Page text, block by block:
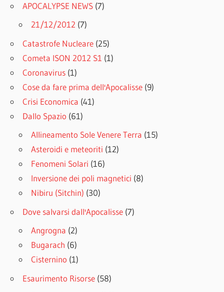
APOCALYPSE NEWS (7)
21/12/2012 (7)
Catastrofe Nucleare (25)
Cometa ISON 2012 S1 (1)
Coronavirus (1)
Cose da fare prima dell'Apocalisse (9)
Crisi Economica (41)
Dallo Spazio (61)
Allineamento Sole Venere Terra (15)
Asteroidi e meteoriti (12)
Fenomeni Solari (16)
Inversione dei poli magnetici (8)
Nibiru (Sitchin) (30)
Dove salvarsi dall'Apocalisse (7)
Angrogna (2)
Bugarach (6)
Cisternino (1)
Esaurimento Risorse (58)